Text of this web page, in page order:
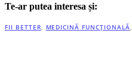
Te-ar putea interesa și:
FII BETTER, MEDICINĂ FUNCȚIONALĂ,